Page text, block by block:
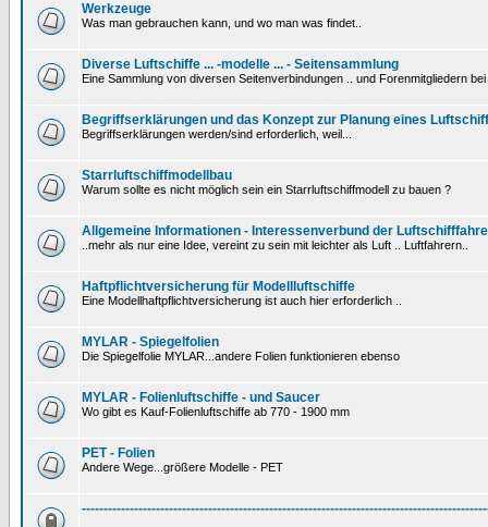
Werkzeuge
Was man gebrauchen kann, und wo man was findet..
Diverse Luftschiffe ... -modelle ... - Seitensammlung
Eine Sammlung von diversen Seitenverbindungen .. und Forenmitgliedern
Begriffserklärungen und das Konzept zur Planung eines
Begriffserklärungen werden/sind erforderlich, weil...
Starrluftschiffmodellbau
Warum sollte es nicht möglich sein ein Starrluftschiffmodell zu bauen ?
Allgemeine Informationen - Interessenverbund der
..mehr als nur eine Idee, vereint zu sein mit leichter als Luft .. Luftfahrern..
Haftpflichtversicherung für Modellluftschiffe
Eine Modellhaftpflichtversicherung ist auch hier erforderlich ..
MYLAR - Spiegelfolien
Die Spiegelfolie MYLAR...andere Folien funktionieren ebenso
MYLAR - Folienluftschiffe - und Saucer
Wo gibt es Kauf-Folienluftschiffe ab 770 - 1900 mm
PET - Folien
Andere Wege...größere Modelle - PET